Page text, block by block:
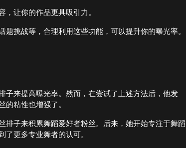
，让你的作品更具吸引力。
题挑战等，合理利用这些功能，可以提升你的曝光率。
子来提高曝光率。然而，在尝试了上述方法后，他发
的粘性也增强了。
排子来积累舞蹈爱好者粉丝。后来，她开始专注于舞蹈
更多专业舞者的认可。